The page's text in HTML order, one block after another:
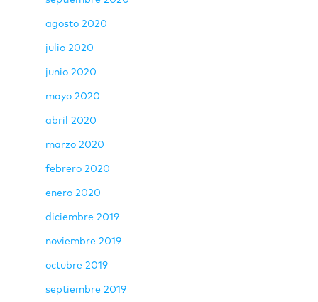
agosto 2020
julio 2020
junio 2020
mayo 2020
abril 2020
marzo 2020
febrero 2020
enero 2020
diciembre 2019
noviembre 2019
octubre 2019
septiembre 2019